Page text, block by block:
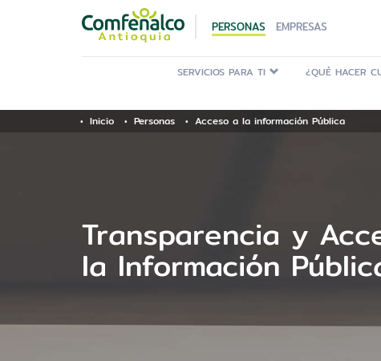
PERSONAS EMPRESAS
SERVICIOS PARA TI ¿QUÉ HACER
Inicio Personas Acceso a la información Pública
Transparencia y
la Información